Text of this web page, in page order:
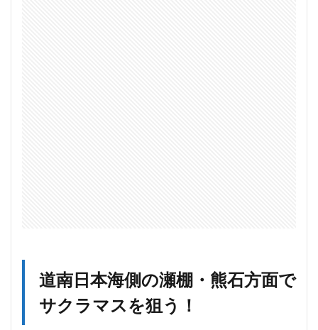
ク
道南日本海側の瀬棚・熊石方面で
サクラマスを狙う！